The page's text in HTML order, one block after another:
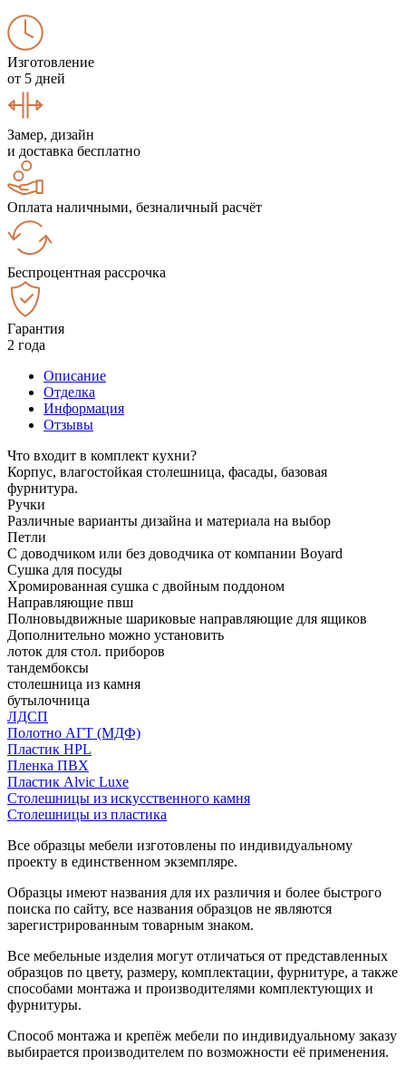
Изготовление
от 5 дней
Замер, дизайн
и доставка бесплатно
Оплата наличными, безналичный расчёт
Беспроцентная рассрочка
Гарантия
2 года
Описание
Отделка
Информация
Отзывы
Что входит в комплект кухни?
Корпус, влагостойкая столешница, фасады, базовая
фурнитура.
Ручки
Различные варианты дизайна и материала на выбор
Петли
С доводчиком или без доводчика от компании Boyard
Сушка для посуды
Хромированная сушка с двойным поддоном
Направляющие пвш
Полновыдвижные шариковые направляющие для ящиков
Дополнительно можно установить
лоток для стол. приборов
тандембоксы
столешница из камня
бутылочница
ЛДСП
Полотно АГТ (МДФ)
Пластик HPL
Пленка ПВХ
Пластик Alvic Luxe
Столешницы из искусственного камня
Столешницы из пластика
Все образцы мебели изготовлены по индивидуальному
проекту в единственном экземпляре.
Образцы имеют названия для их различия и более быстрого
поиска по сайту, все названия образцов не являются
зарегистрированным товарным знаком.
Все мебельные изделия могут отличаться от представленных
образцов по цвету, размеру, комплектации, фурнитуре, а также
способами монтажа и производителями комплектующих и
фурнитуры.
Способ монтажа и крепёж мебели по индивидуальному заказу
выбирается производителем по возможности её применения.